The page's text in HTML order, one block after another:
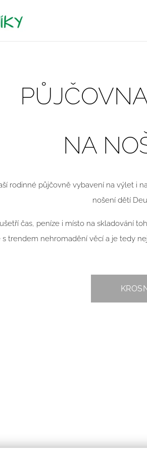
NA
rodinné půjčovně vybavení na výlet i
nošení dětí
čas, peníze i místo na skladování
s trendem nehromadění věcí a je tedy